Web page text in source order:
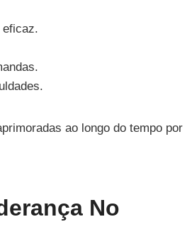
eficaz.
ao longo do tempo por
No